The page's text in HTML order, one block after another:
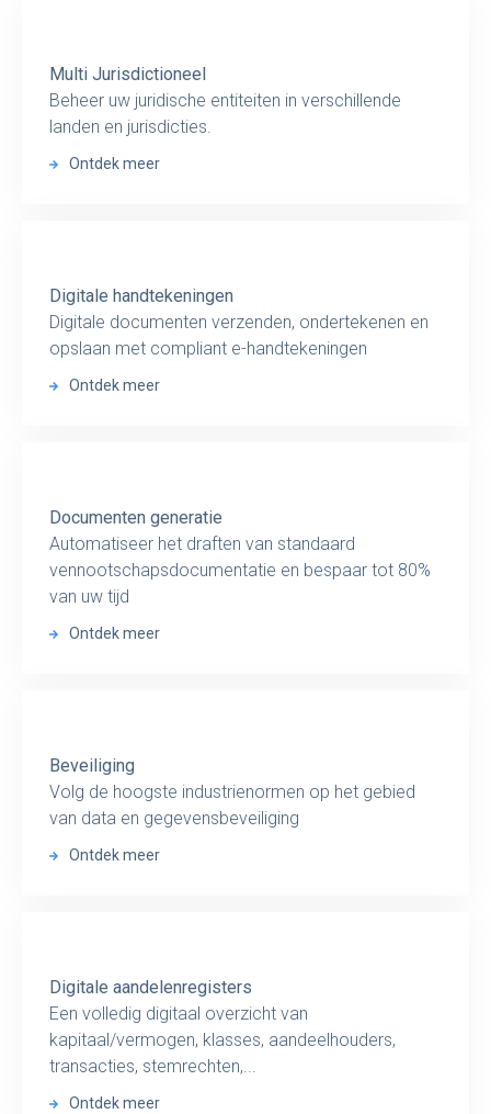
Multi Jurisdictioneel
Beheer uw juridische entiteiten in verschillende
landen en jurisdicties.
Ontdek meer
Digitale handtekeningen
Digitale documenten verzenden, ondertekenen en
opslaan met compliant e-handtekeningen
Ontdek meer
Documenten generatie
Automatiseer het draften van standaard
vennootschapsdocumentatie en bespaar tot 80%
van uw tijd
Ontdek meer
Beveiliging
Volg de hoogste industrienormen op het gebied
van data en gegevensbeveiliging
Ontdek meer
Digitale aandelenregisters
Een volledig digitaal overzicht van
kapitaal/vermogen, klasses, aandeelhouders,
transacties, stemrechten,...
Ontdek meer